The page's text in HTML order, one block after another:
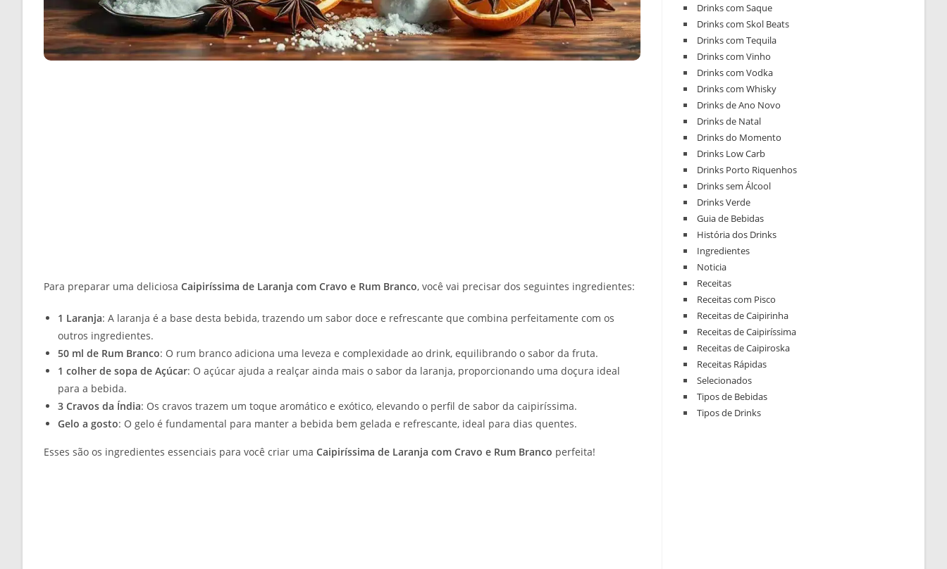
Para preparar uma deliciosa Caipiríssima de Laranja com Cravo e Rum Branco, você vai precisar dos seguintes ingredientes:
1 Laranja: A laranja é a base desta bebida, trazendo um sabor doce e refrescante que combina perfeitamente com os
outros ingredientes.
50 ml de Rum Branco: O rum branco adiciona uma leveza e complexidade ao drink, equilibrando o sabor da fruta.
1 colher de sopa de Açúcar: O açúcar ajuda a realçar ainda mais o sabor da laranja, proporcionando uma doçura ideal
para a bebida.
3 Cravos da Índia: Os cravos trazem um toque aromático e exótico, elevando o perfil de sabor da caipiríssima.
Gelo a gosto: O gelo é fundamental para manter a bebida bem gelada e refrescante, ideal para dias quentes.
Esses são os ingredientes essenciais para você criar uma Caipiríssima de Laranja com Cravo e Rum Branco perfeita!
Drinks com Saque
Drinks com Skol Beats
Drinks com Tequila
Drinks com Vinho
Drinks com Vodka
Drinks com Whisky
Drinks de Ano Novo
Drinks de Natal
Drinks do Momento
Drinks Low Carb
Drinks Porto Riquenhos
Drinks sem Álcool
Drinks Verde
Guia de Bebidas
História dos Drinks
Ingredientes
Noticia
Receitas
Receitas com Pisco
Receitas de Caipirinha
Receitas de Caipiríssima
Receitas de Caipiroska
Receitas Rápidas
Selecionados
Tipos de Bebidas
Tipos de Drinks